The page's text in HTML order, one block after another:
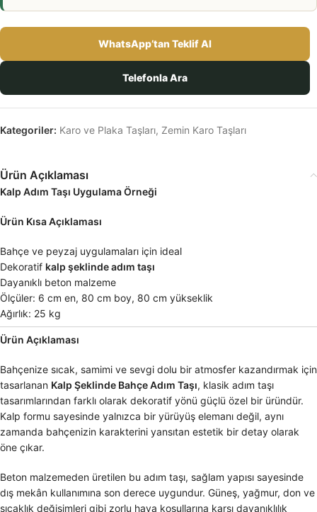
WhatsApp’tan Teklif Al
Telefonla Ara
Kategoriler: Karo ve Plaka Taşları, Zemin Karo Taşları
Ürün Açıklaması
Kalp Adım Taşı Uygulama Örneği
Ürün Kısa Açıklaması
Bahçe ve peyzaj uygulamaları için ideal
Dekoratif kalp şeklinde adım taşı
Dayanıklı beton malzeme
Ölçüler: 6 cm en, 80 cm boy, 80 cm yükseklik
Ağırlık: 25 kg
Ürün Açıklaması
Bahçenize sıcak, samimi ve sevgi dolu bir atmosfer kazandırmak için
tasarlanan Kalp Şeklinde Bahçe Adım Taşı, klasik adım taşı
tasarımlarından farklı olarak dekoratif yönü güçlü özel bir üründür.
Kalp formu sayesinde yalnızca bir yürüyüş elemanı değil, aynı
zamanda bahçenizin karakterini yansıtan estetik bir detay olarak
öne çıkar.
Beton malzemeden üretilen bu adım taşı, sağlam yapısı sayesinde
dış mekân kullanımına son derece uygundur. Güneş, yağmur, don ve
sıcaklık değişimleri gibi zorlu hava koşullarına karşı dayanıklılık